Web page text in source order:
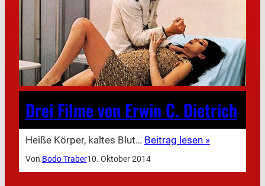
Drei Filme von Erwin C. Dietrich
Heiße Körper, kaltes Blut… Beitrag lesen »
Von Bodo Traber10. Oktober 2014